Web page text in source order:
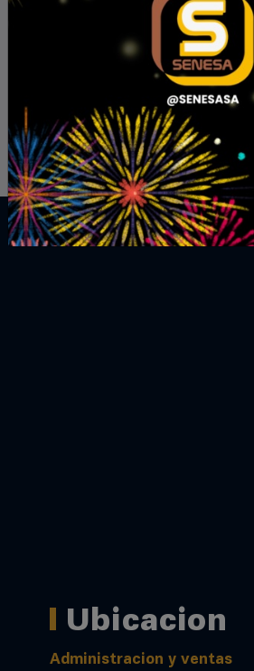
Ver más
Catálogo
Ubicacion
Administracion y ventas